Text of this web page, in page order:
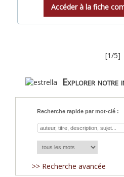
Accéder à la fiche
[1/5]
Explorer notre
Recherche rapide par mot-clé :
>> Recherche avancée